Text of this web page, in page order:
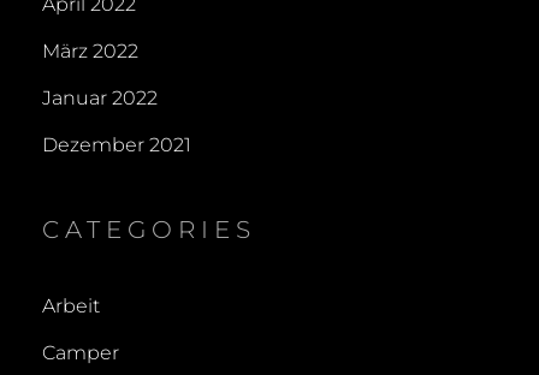
März 2022
Januar 2022
Dezember 2021
CATEGORIES
Arbeit
Camper